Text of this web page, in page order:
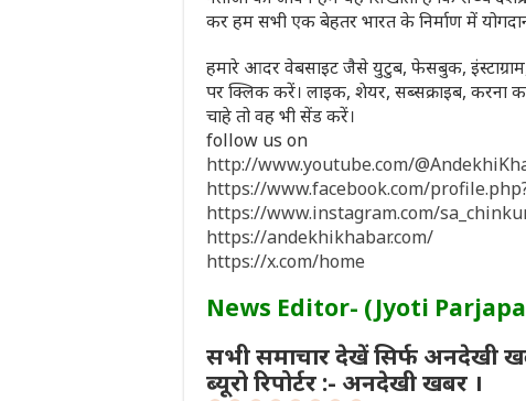
कर हम सभी एक बेहतर भारत के निर्माण में
हमारे आदर वेबसाइट जैसे युटुब, फेसबुक,
पर क्लिक करें। लाइक, शेयर, सब्सक्राइब,
चाहे तो वह भी सेंड करें।
follow us on
http://www.youtube.com/
https://www.facebook.com/
https://www.instagram.com/
https://andekhikhabar.com/
https://x.com/home
News Editor- (Jyoti
सभी समाचार देखें सिर्फ अनदेखी
ब्यूरो रिपोर्टर :- अनदेखी खबर ।